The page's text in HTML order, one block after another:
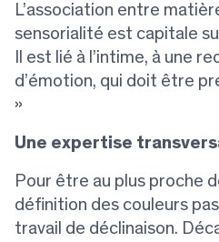
L’association entre
sensorialité est capitale
Il est lié à l’intime, à une
d’émotion, qui doit être
»
Une expertise
Pour être au plus proche
définition des couleurs
travail de déclinaison.